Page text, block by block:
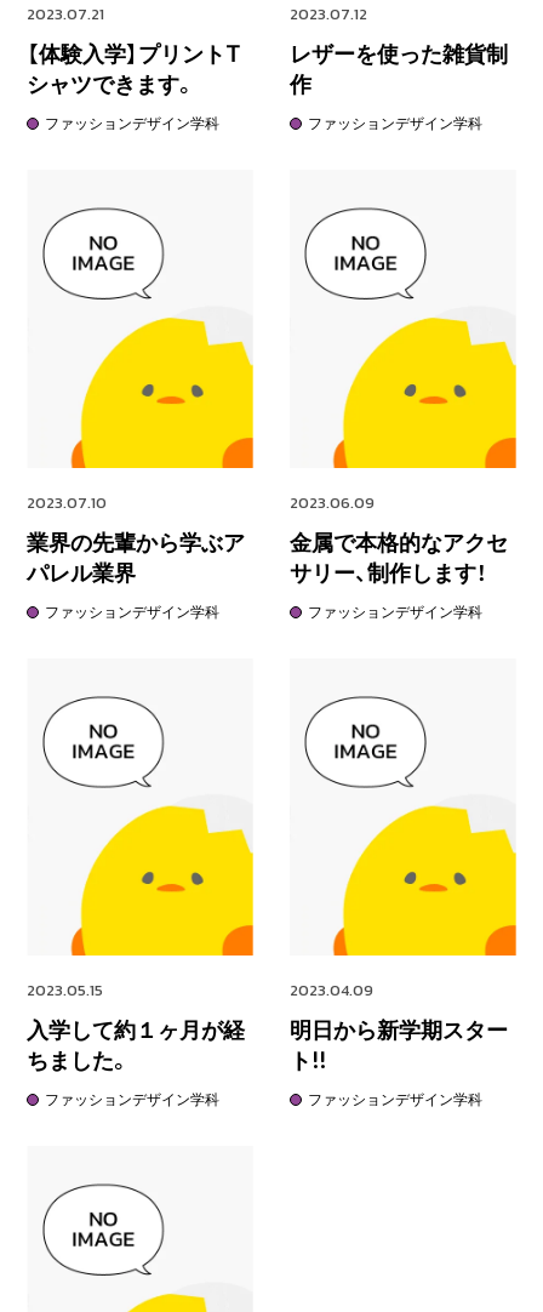
2023.07.21
【体験入学】プリントT
シャツできます。
ファッションデザイン学科
2023.07.12
レザーを使った雑貨制
作
ファッションデザイン学科
2023.07.10
業界の先輩から学ぶア
パレル業界
ファッションデザイン学科
2023.06.09
金属で本格的なアクセ
サリー、制作します！
ファッションデザイン学科
2023.05.15
入学して約１ヶ月が経
ちました。
ファッションデザイン学科
2023.04.09
明日から新学期スター
ト!!
ファッションデザイン学科